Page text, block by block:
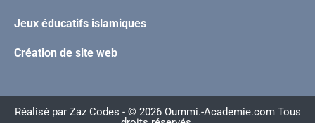
Jeux éducatifs islamiques
Création de site web
Réalisé par Zaz Codes - © 2026 Oummi.-Academie.com Tous